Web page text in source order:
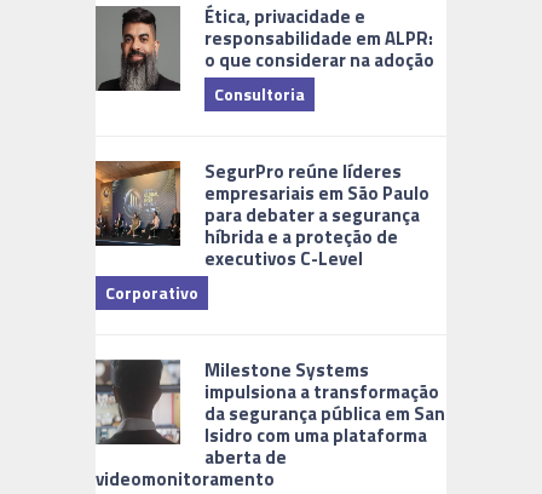
Ética, privacidade e
responsabilidade em ALPR:
o que considerar na adoção
Consultoria
SegurPro reúne líderes
empresariais em São Paulo
para debater a segurança
híbrida e a proteção de
executivos C-Level
Corporativo
Milestone Systems
impulsiona a transformação
da segurança pública em San
Isidro com uma plataforma
aberta de
videomonitoramento